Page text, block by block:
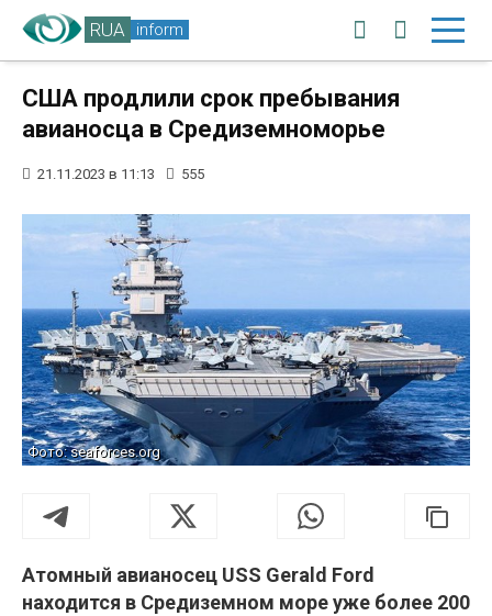
RUA inform
США продлили срок пребывания
авианосца в Средиземноморье
21.11.2023 в 11:13 555
Фото: seaforces.org
Атомный авианосец USS Gerald Ford
находится в Средиземном море уже более 200